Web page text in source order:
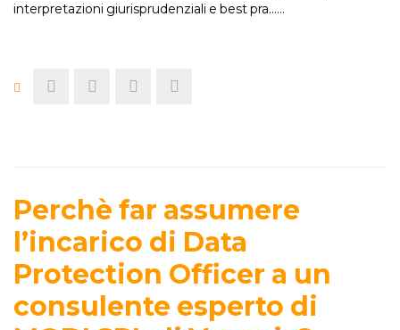
interpretazioni giurisprudenziali e best pra...…
Perchè far assumere
l’incarico di Data
Protection Officer a un
consulente esperto di